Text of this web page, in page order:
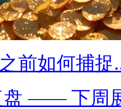
前如何捕捉
盘 —— 下周